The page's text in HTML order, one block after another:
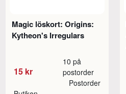
Magic löskort: Origins:
Kytheon's Irregulars
15 kr
10 på
postorder
Postorder